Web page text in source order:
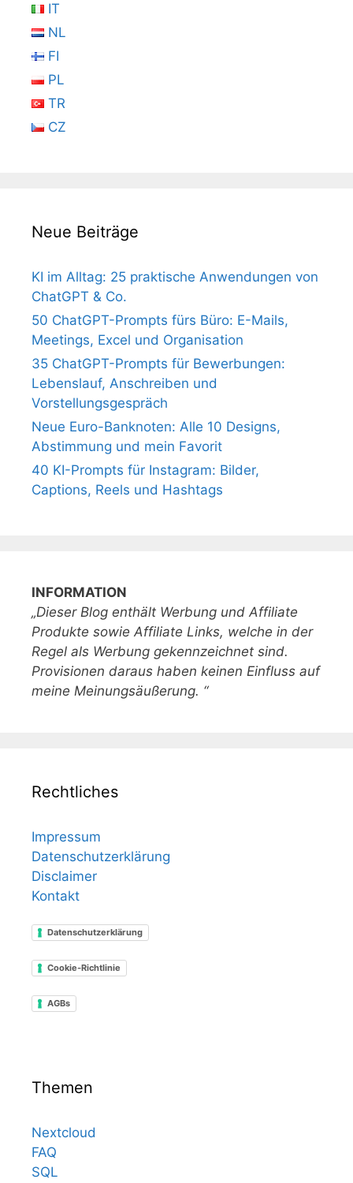
IT
NL
FI
PL
TR
CZ
Neue Beiträge
KI im Alltag: 25 praktische Anwendungen von
ChatGPT & Co.
50 ChatGPT-Prompts fürs Büro: E-Mails,
Meetings, Excel und Organisation
35 ChatGPT-Prompts für Bewerbungen:
Lebenslauf, Anschreiben und
Vorstellungsgespräch
Neue Euro-Banknoten: Alle 10 Designs,
Abstimmung und mein Favorit
40 KI-Prompts für Instagram: Bilder,
Captions, Reels und Hashtags
INFORMATION
„Dieser Blog enthält Werbung und Affiliate
Produkte sowie Affiliate Links, welche in der
Regel als Werbung gekennzeichnet sind.
Provisionen daraus haben keinen Einfluss auf
meine Meinungsäußerung. “
Rechtliches
Impressum
Datenschutzerklärung
Disclaimer
Kontakt
Datenschutzerklärung
Cookie-Richtlinie
AGBs
Themen
Nextcloud
FAQ
SQL